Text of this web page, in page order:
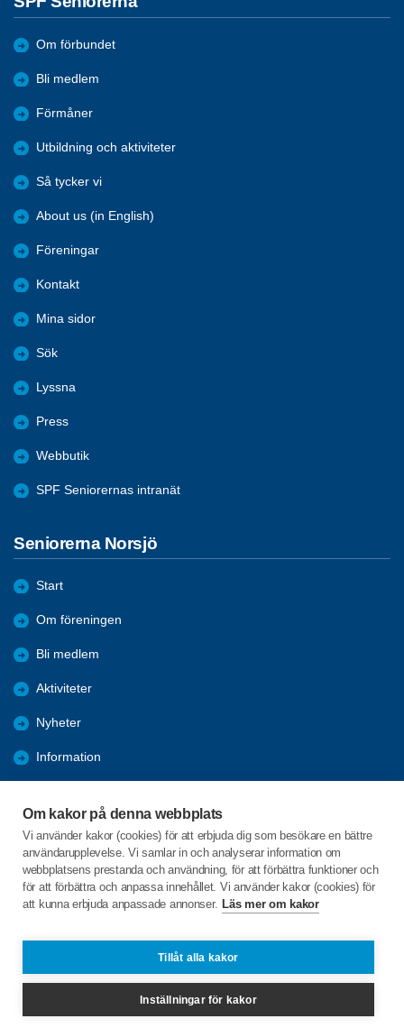
Om kakor på denna webbplats
Vi använder kakor (cookies) för att erbjuda dig som besökare en bättre
användarupplevelse. Vi samlar in och analyserar information om
webbplatsens prestanda och användning, för att förbättra funktioner och
för att förbättra och anpassa innehållet. Vi använder kakor (cookies) för
att kunna erbjuda anpassade annonser. Läs mer om kakor
Tillåt alla kakor
Inställningar för kakor
Om förbundet
Bli medlem
Förmåner
Utbildning och aktiviteter
Så tycker vi
About us (in English)
Föreningar
Kontakt
Mina sidor
Sök
Lyssna
Press
Webbutik
SPF Seniorernas intranät
Seniorerna Norsjö
Start
Om föreningen
Bli medlem
Aktiviteter
Nyheter
Information
Bilder och reportage
C/o:Arianne Buhr